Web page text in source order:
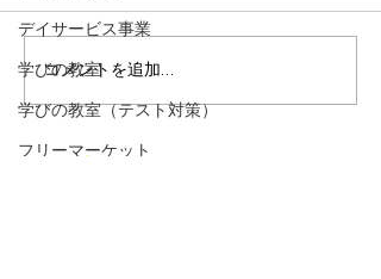
デイサービス事業
学びの教室
学びの教室（テスト対策）
フリーマーケット
コメントを追加…